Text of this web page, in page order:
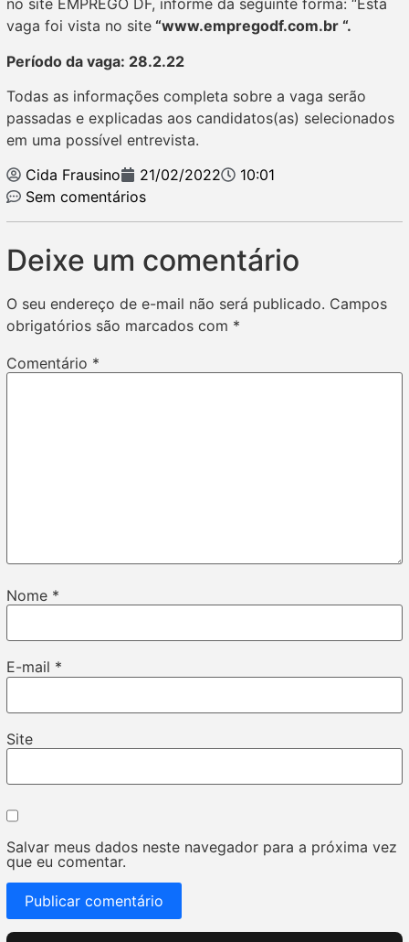
no site EMPREGO DF, informe da seguinte forma: “Esta
vaga foi vista no site “www.empregodf.com.br “.
Período da vaga: 28.2.22
Todas as informações completa sobre a vaga serão
passadas e explicadas aos candidatos(as) selecionados
em uma possível entrevista.
Cida Frausino
21/02/2022
10:01
Sem comentários
Deixe um comentário
O seu endereço de e-mail não será publicado. Campos
obrigatórios são marcados com *
Comentário *
Nome *
E-mail *
Site
Salvar meus dados neste navegador para a próxima vez
que eu comentar.